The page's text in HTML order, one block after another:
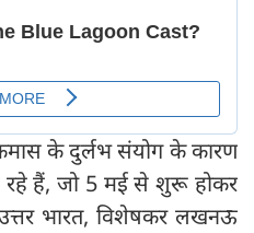
के दुर्लभ संयोग के कारण
हैं, जो 5 मई से शुरू होकर
भारत, विशेषकर लखनऊ